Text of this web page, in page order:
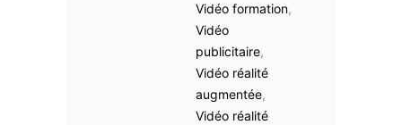
Vidéo formation,
Vidéo
publicitaire,
Vidéo réalité
augmentée,
Vidéo réalité